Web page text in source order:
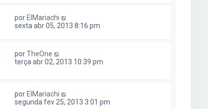
por ElMariachi
sexta abr 05, 2013 8:16 pm
porTheOne
terça abr 02, 2013 10:39 pm
por ElMariachi
segunda fev 25, 2013 3:01 pm